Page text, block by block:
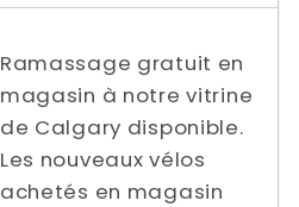
Ramassage gratuit en
magasin à notre vitrine
de Calgary disponible.
Les nouveaux vélos
achetés en magasin